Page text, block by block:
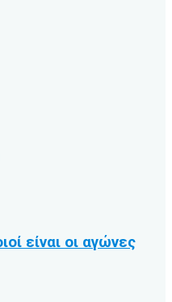
είναι οι αγώνες